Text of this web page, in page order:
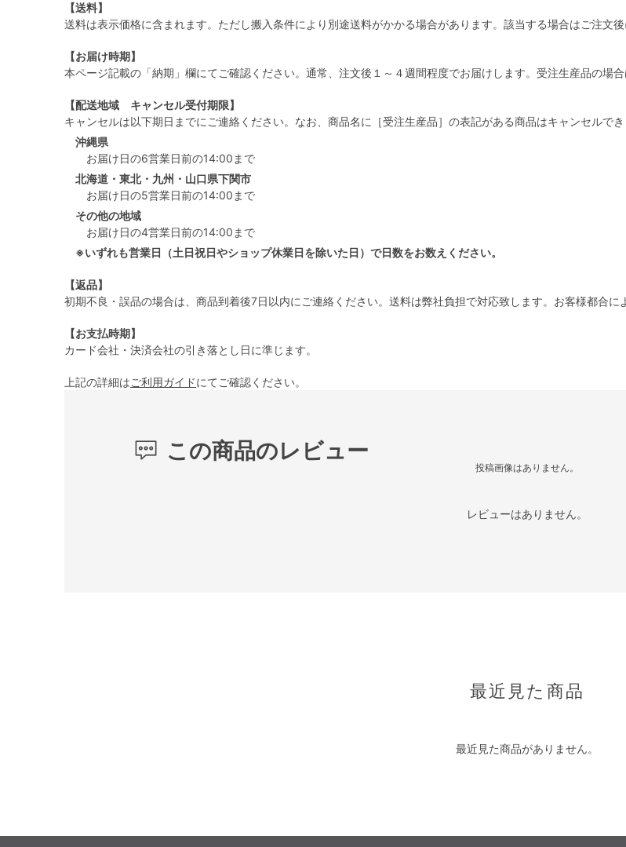
【送料】
送料は表示価格に含まれます。ただし搬入条件により別途送料がかかる場合があります。該当する場合はご注文後
【お届け時期】
本ページ記載の「納期」欄にてご確認ください。通常、注文後１～４週間程度でお届けします。受注生産品の場
【配送地域 キャンセル受付期限】
キャンセルは以下期日までにご連絡ください。なお、商品名に［受注生産品］の表記がある商品はキャンセルでき
沖縄県
お届け日の6営業日前の14:00まで
北海道・東北・九州・山口県下関市
お届け日の5営業日前の14:00まで
その他の地域
お届け日の4営業日前の14:00まで
※いずれも営業日（土日祝日やショップ休業日を除いた日）で日数をお数えください。
【返品】
初期不良・誤品の場合は、商品到着後7日以内にご連絡ください。送料は弊社負担で対応致します。お客様都合に
【お支払時期】
カード会社・決済会社の引き落とし日に準じます。
上記の詳細はご利用ガイドにてご確認ください。
この商品のレビュー
投稿画像はありません。
レビューはありません。
最近見た商品
最近見た商品がありません。